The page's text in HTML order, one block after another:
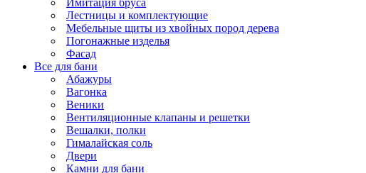
Имитация бруса
Лестницы и комплектующие
Мебельные щиты из хвойных пород дерева
Погонажные изделья
Фасад
Все для бани
Абажуры
Вагонка
Веники
Вентиляционные клапаны и решетки
Вешалки, полки
Гималайская соль
Двери
Камни для бани